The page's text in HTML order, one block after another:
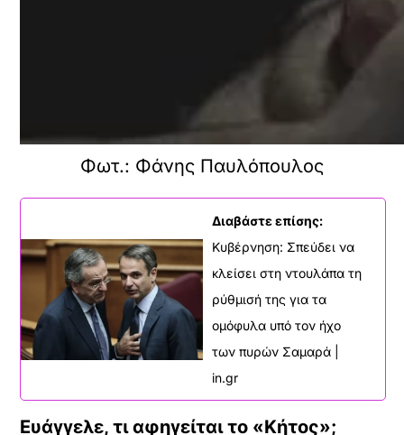
Φωτ.: Φάνης Παυλόπουλος
Διαβάστε επίσης:
Κυβέρνηση: Σπεύδει να
κλείσει στη ντουλάπα τη
ρύθμισή της για τα
ομόφυλα υπό τον ήχο
των πυρών Σαμαρά |
in.gr
Ευάγγελε, τι αφηγείται το «Κήτος»;